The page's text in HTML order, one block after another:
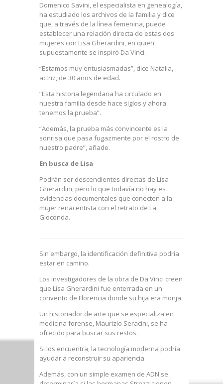
Domenico Savini, el especialista en genealogía,
ha estudiado los archivos de la familia y dice
que, a través de la línea femenina, puede
establecer una relación directa de estas dos
mujeres con Lisa Gherardini, en quien
supuestamente se inspiró Da Vinci.
“Estamos muy entusiasmadas”, dice Natalia,
actriz, de 30 años de edad.
“Esta historia legendaria ha circulado en
nuestra familia desde hace siglos y ahora
tenemos la prueba”.
“Además, la prueba más convincente es la
sonrisa que pasa fugazmente por el rostro de
nuestro padre”, añade.
En busca de Lisa
Podrán ser descendientes directas de Lisa
Gherardini, pero lo que todavía no hay es
evidencias documentales que conecten a la
mujer renacentista con el retrato de La
Gioconda.
Sin embargo, la identificación definitiva podría
estar en camino.
Los investigadores de la obra de Da Vinci creen
que Lisa Gherardini fue enterrada en un
convento de Florencia donde su hija era monja.
Un historiador de arte que se especializa en
medicina forense, Maurizio Seracini, se ha
ofrecido para buscar sus restos.
Si los encuentra, la tecnología moderna podría
ayudar a reconstruir su apariencia.
Además, con un simple examen de ADN se